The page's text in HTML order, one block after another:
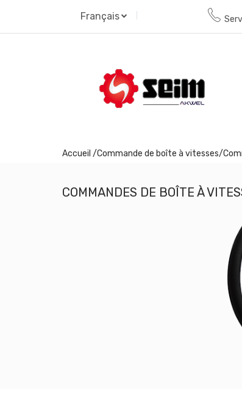
Français
Accueil /Commande de boîte à vitesses/
COMMANDES DE BOÎTE À